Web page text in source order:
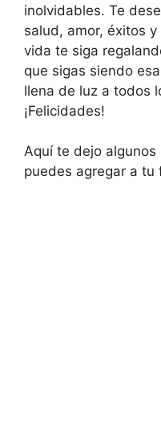
inolvidables. Te
salud, amor, éxitos
vida te siga
que sigas siendo
llena de luz a todos
¡Felicidades!
Aquí te dejo algunos
puedes agregar a tu